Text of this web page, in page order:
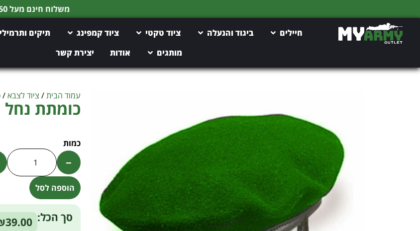
חיילים ביגוד והנעלה ציוד טקטי ציוד קמפינג תיקים
מותגים
אודות יצירת קשר
עמוד הבית/ ציוד לצבא/
כומתת נחל
−
הוספה לסל
Alternative:
סך הכל: